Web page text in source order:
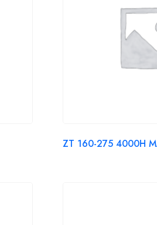
ZT 160-275 4000H